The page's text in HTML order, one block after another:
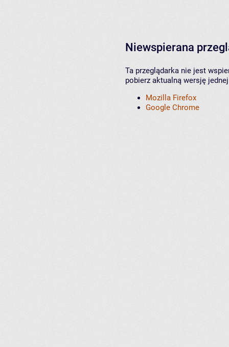
Niewspierana
Ta przeglądarka nie jest
pobierz aktualną wersję
Mozilla Firefox
Google Chrome